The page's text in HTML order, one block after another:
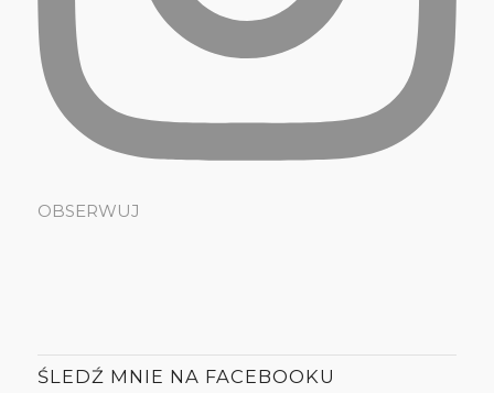
OBSERWUJ
ŚLEDŹ MNIE NA FACEBOOKU